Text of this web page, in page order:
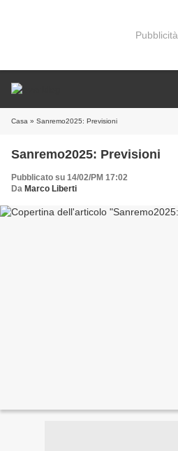
Pubblicità
Casa » Sanremo2025: Previsioni
Sanremo2025: Previsioni
Pubblicato su 14/02/PM 17:02
Da Marco Liberti